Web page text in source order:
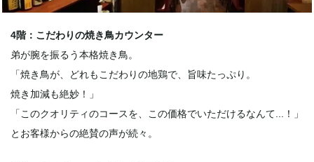
4階：こだわりの焼き鳥カウンター
弟が腕を振るう本格焼き鳥。
「焼き鳥が、どれもこだわりの地鶏で、旨味たっぷり。
焼き加減も絶妙！」
「このクオリティのコースを、この価格でいただけるなんて...！」
とお客様からの絶賛の声が続々。